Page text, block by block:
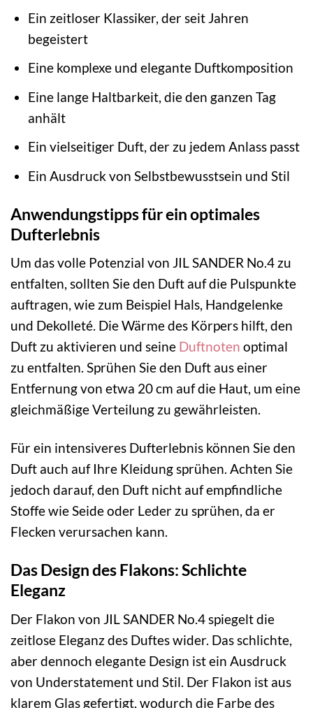
Ein zeitloser Klassiker, der seit Jahren
begeistert
Eine komplexe und elegante Duftkomposition
Eine lange Haltbarkeit, die den ganzen Tag
anhält
Ein vielseitiger Duft, der zu jedem Anlass passt
Ein Ausdruck von Selbstbewusstsein und Stil
Anwendungstipps für ein optimales
Dufterlebnis
Um das volle Potenzial von JIL SANDER No.4 zu
entfalten, sollten Sie den Duft auf die Pulspunkte
auftragen, wie zum Beispiel Hals, Handgelenke
und Dekolleté. Die Wärme des Körpers hilft, den
Duft zu aktivieren und seine Duftnoten optimal
zu entfalten. Sprühen Sie den Duft aus einer
Entfernung von etwa 20 cm auf die Haut, um eine
gleichmäßige Verteilung zu gewährleisten.
Für ein intensiveres Dufterlebnis können Sie den
Duft auch auf Ihre Kleidung sprühen. Achten Sie
jedoch darauf, den Duft nicht auf empfindliche
Stoffe wie Seide oder Leder zu sprühen, da er
Flecken verursachen kann.
Das Design des Flakons: Schlichte
Eleganz
Der Flakon von JIL SANDER No.4 spiegelt die
zeitlose Eleganz des Duftes wider. Das schlichte,
aber dennoch elegante Design ist ein Ausdruck
von Understatement und Stil. Der Flakon ist aus
klarem Glas gefertigt, wodurch die Farbe des